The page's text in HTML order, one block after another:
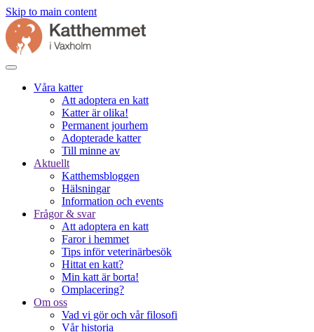
Skip to main content
Våra katter
Att adoptera en katt
Katter är olika!
Permanent jourhem
Adopterade katter
Till minne av
Aktuellt
Katthemsbloggen
Hälsningar
Information och events
Frågor & svar
Att adoptera en katt
Faror i hemmet
Tips inför veterinärbesök
Hittat en katt?
Min katt är borta!
Omplacering?
Om oss
Vad vi gör och vår filosofi
Vår historia